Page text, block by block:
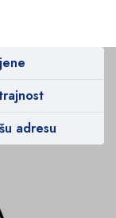
adresu